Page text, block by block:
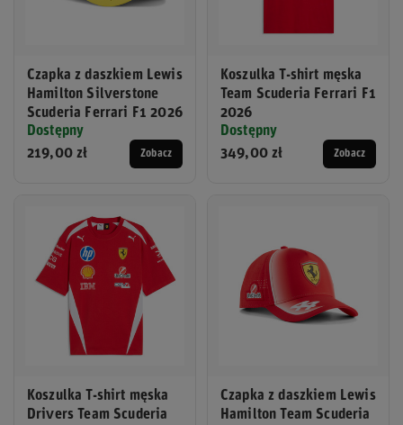
Czapka z daszkiem Lewis
Hamilton Silverstone
Scuderia Ferrari F1 2026
Dostępny
219,00 zł
Zobacz
Koszulka T-shirt męska
Team Scuderia Ferrari F1
2026
Dostępny
349,00 zł
Zobacz
Koszulka T-shirt męska
Drivers Team Scuderia
Czapka z daszkiem Lewis
Hamilton Team Scuderia